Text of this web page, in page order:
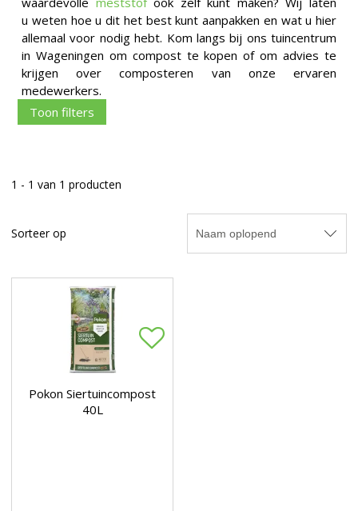
u weten hoe u dit het best kunt aanpakken en wat u hier
allemaal voor nodig hebt. Kom langs bij ons tuincentrum
in Wageningen om compost te kopen of om advies te
krijgen over composteren van onze ervaren
medewerkers.
Toon filters
1 - 1 van 1 producten
Sorteer op
Pokon Siertuincompost
40L